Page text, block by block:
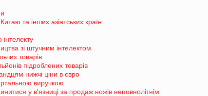
та інших азіатських країн
зі штучним інтелектом
товарів
підроблених товарів
нижчі ціни в євро
виручкою
у в'язниці за продаж ножів неповнолітнім